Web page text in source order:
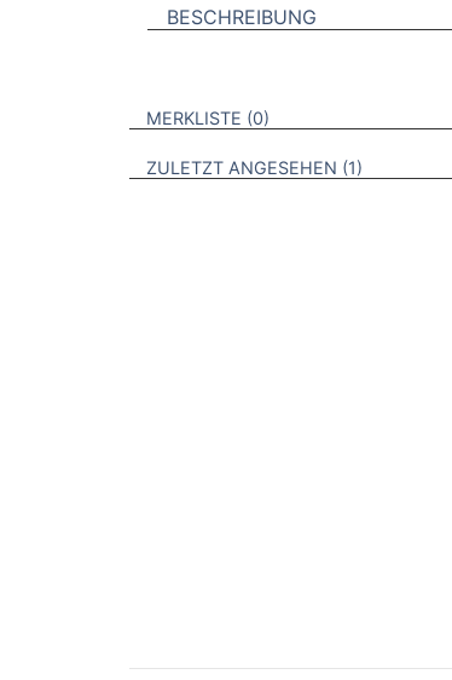
BESCHREIBUNG
VERWEISE AUF VERMERKTE-
MERKLISTE 0
ZULETZT ANGESEHEN 1